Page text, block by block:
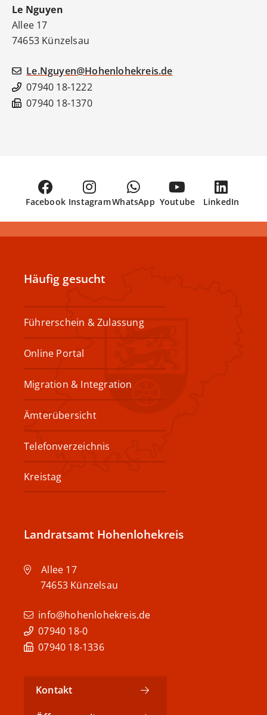
Le Nguyen
Allee 17
74653 Künzelsau
Le.Nguyen@Hohenlohekreis.de
07940 18-1222
07940 18-1370
Facebook InstagramWhatsApp Youtube LinkedIn
Häufig gesucht
Führerschein & Zulassung
Online Portal
Migration & Integration
Ämterübersicht
Telefonverzeichnis
Kreistag
Landratsamt Hohenlohekreis
Allee 17
74653 Künzelsau
info@hohenlohekreis.de
07940 18-0
07940 18-1336
Kontakt